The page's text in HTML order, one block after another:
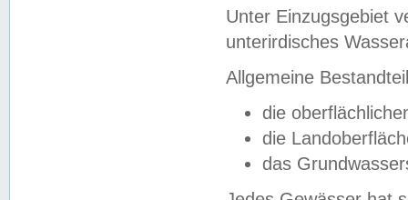
Unter Einzugsgebiet
unterirdisches
Allgemeine
die
die
das